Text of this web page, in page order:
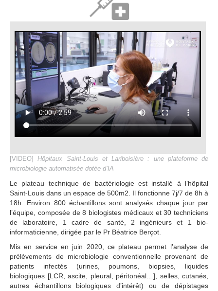
[VIDEO]Hôpitaux Saint-Louis et Lariboisière : une plateforme de
microbiologie automatisée dotée d’IA
Le plateau technique de bactériologie est installé à l’hôpital
Saint-Louis dans un espace de 500m2. Il fonctionne 7j/7 de 8h à
18h. Environ 800 échantillons sont analysés chaque jour par
l’équipe, composée de 8 biologistes médicaux et 30 techniciens
de laboratoire, 1 cadre de santé, 2 ingénieurs et 1 bio-
informaticienne, dirigée par le Pr Béatrice Berçot.
Mis en service en juin 2020, ce plateau permet l’analyse de
prélèvements de microbiologie conventionnelle provenant de
patients infectés (urines, poumons, biopsies, liquides
biologiques [LCR, ascite, pleural, péritonéal…], selles, cutanés,
autres échantillons biologiques d’intérêt) ou de dépistages